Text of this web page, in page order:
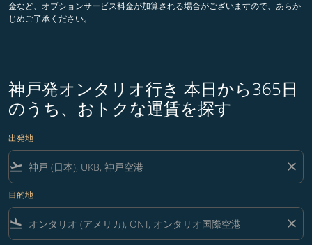
金など、オプションサービス料金が加算される場合がございますので、あらか
じめご了承ください。
神戸発オンタリオ行き 本日から365日
のうち、おトクな運賃を探す
出発地
flight_takeoff close
目的地
flight_land close